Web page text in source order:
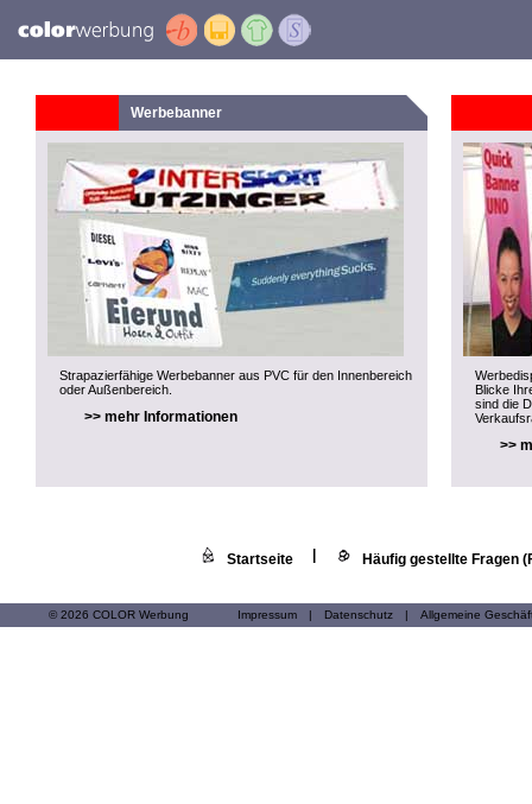
Werbebanner
Strapazierfähige Werbebanner aus PVC für den Innenbereich
oder Außenbereich.
>> mehr Informationen
Blicke
sind die
>>
Startseite Häufig gestellte Fragen
© 2026 COLOR Werbung Impressum | Datenschutz | Allgemeine